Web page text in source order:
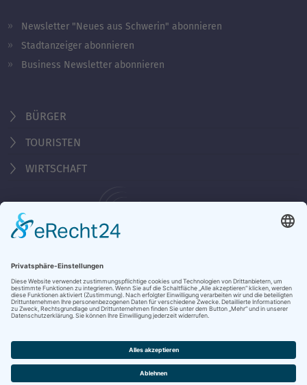
Newsletter "Neues aus Schwerin" abonnieren
Stadtanzeiger abonnieren
Business Newsletter abonnieren
BÜRGER
TOURISTEN
WIRTSCHAFT
Behördennummer 115
KONTAKT
NOTRUFE & HOTLINES
JOBS
STADTANZEIGER
BROSCHÜREN
PRESSE
DATENSCHUTZ